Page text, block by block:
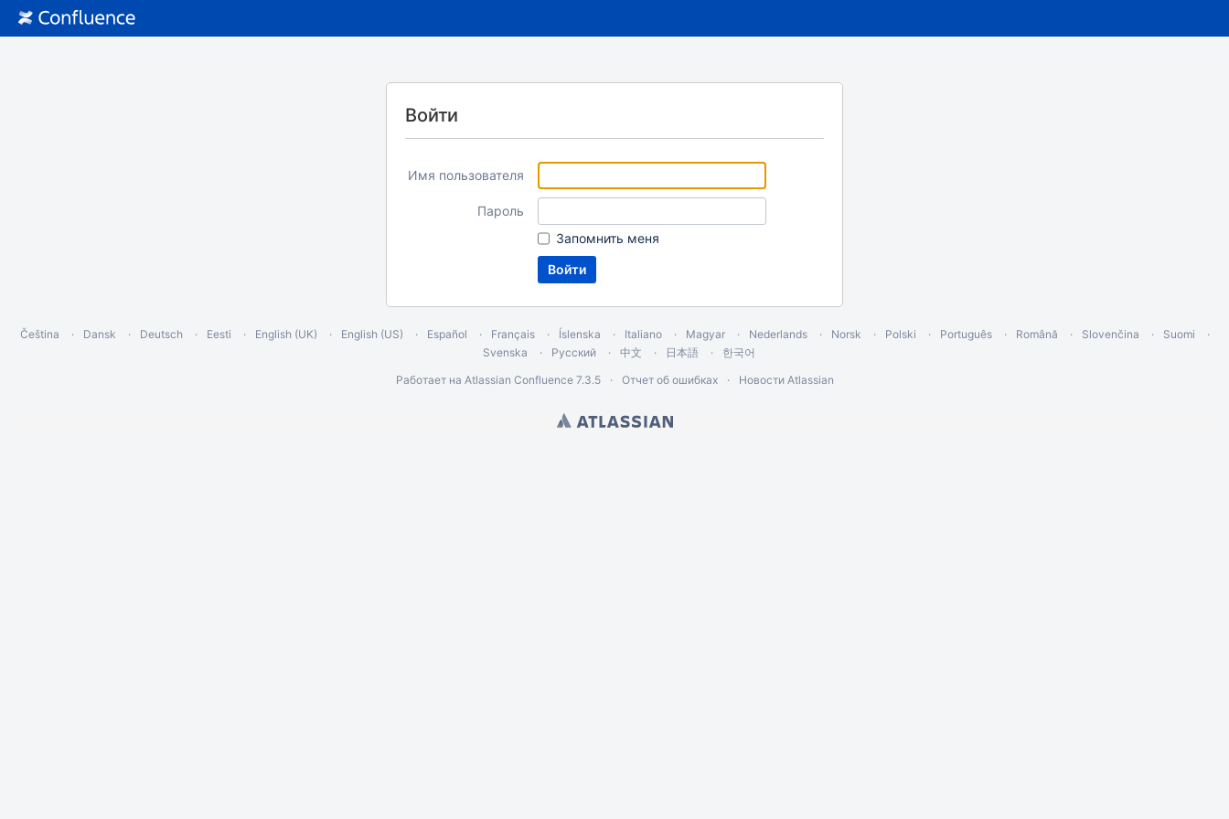
Войти
Имя пользователя
Пароль
Запомнить меня
Čeština Dansk Deutsch Eesti English (UK) English (US) Español Français Íslenska Italiano Magyar Nederlands Norsk Polski Português Română Slovenčina
Suomi
Svenska
Русский 中文 日本語
한국어
Работает на Atlassian Confluence 7.3.5 Отчет об ошибках Новости Atlassian